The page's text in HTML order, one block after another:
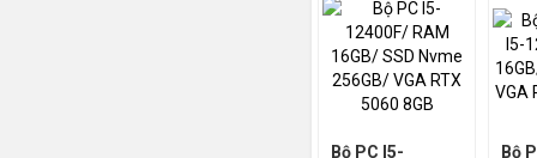
Bộ PC I5- Bộ